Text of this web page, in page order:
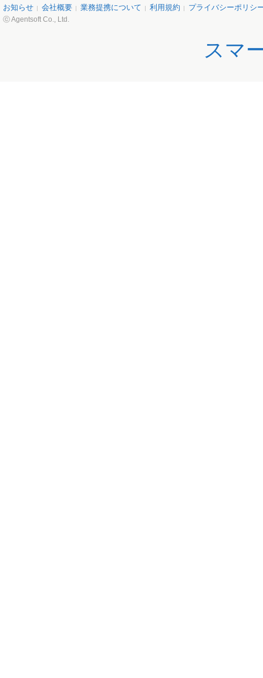
お知らせ 会社概要 業務提携について 利用規約 プライバシーポリシ
ⓒ Agentsoft Co., Ltd.
スマ